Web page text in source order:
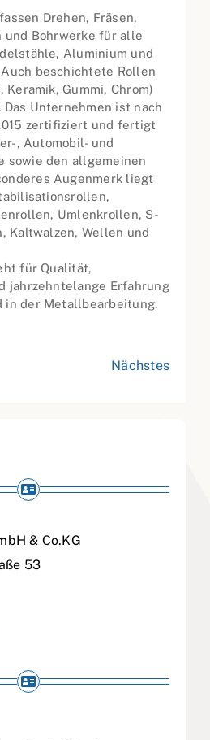
Drehen, Fräsen,
und Bohrwerke für alle
Aluminium und
beschichtete Rollen
Keramik, Gummi, Chrom)
Unternehmen ist nach
2015 zertifiziert und fertigt
, Automobil- und
sowie den allgemeinen
Augenmerk liegt
Umlenkrollen, S-
Kaltwalzen, Wellen und
für Qualität,
jahrzehntelange Erfahrung
in der Metallbearbeitung.
Nächstes
& Co.KG
53